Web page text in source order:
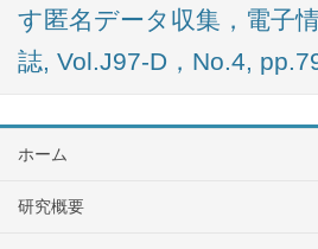
す匿名データ収集，電子
誌, Vol.J97-D，No.4,
ホーム
研究概要